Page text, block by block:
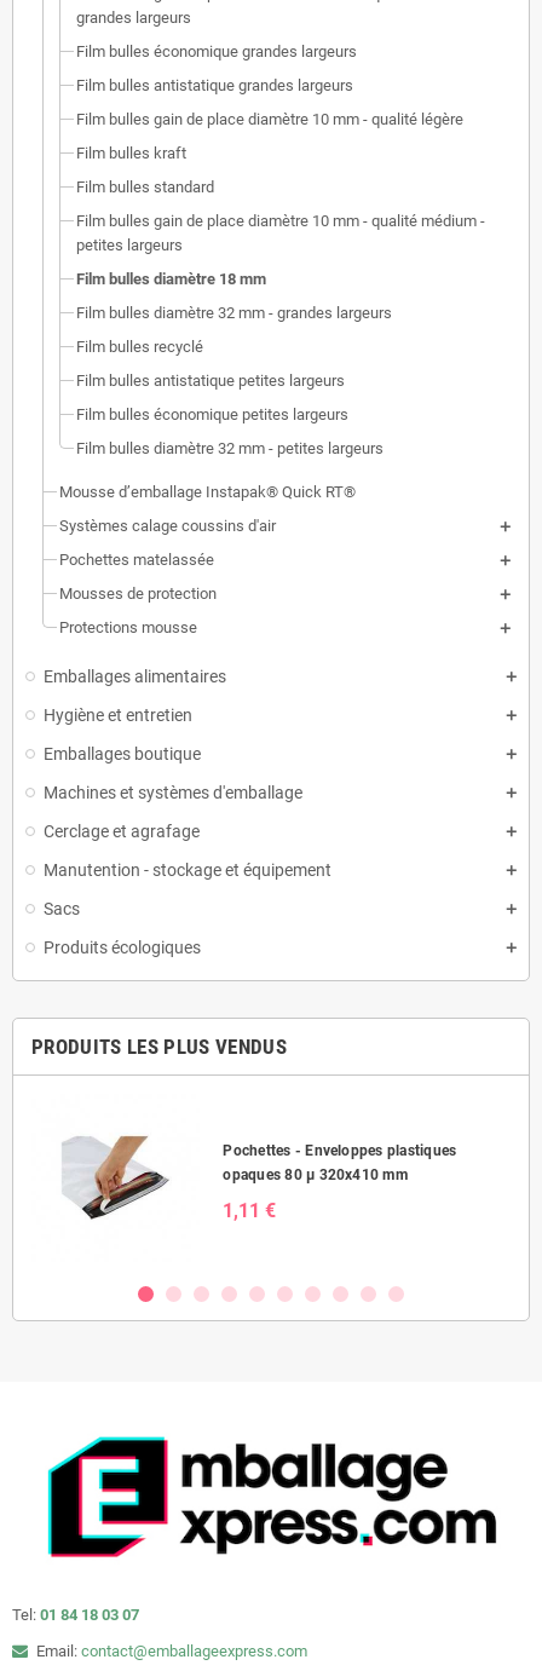
grandes largeurs
Film bulles économique grandes largeurs
Film bulles antistatique grandes largeurs
Film bulles gain de place diamètre 10 mm - qualité légère
Film bulles kraft
Film bulles standard
Film bulles gain de place diamètre 10 mm - qualité médium -
petites largeurs
Film bulles diamètre 18 mm
Film bulles diamètre 32 mm - grandes largeurs
Film bulles recyclé
Film bulles antistatique petites largeurs
Film bulles économique petites largeurs
Film bulles diamètre 32 mm - petites largeurs
Mousse d’emballage Instapak® Quick RT®
Systèmes calage coussins d'air
Pochettes matelassée
Mousses de protection
Protections mousse
Emballages alimentaires
Hygiène et entretien
Emballages boutique
Machines et systèmes d'emballage
Cerclage et agrafage
Manutention - stockage et équipement
Sacs
Produits écologiques
PRODUITS LES PLUS VENDUS
Pochettes - Enveloppes plastiques
opaques 80 µ 320x410 mm
1,11 €
Tel: 01 84 18 03 07
Email: contact@emballageexpress.com